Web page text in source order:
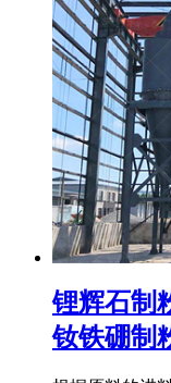
锂辉石制
钕铁硼制